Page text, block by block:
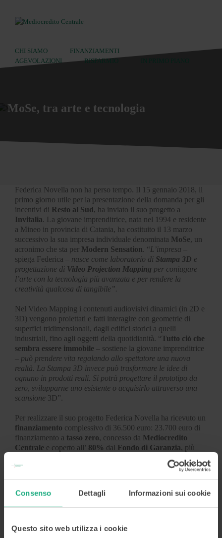
Consenso Dettagli Informazioni sui cookie
Questo sito web utilizza i cookie
CHI SIAMO
FINANZIAMENTI
AGEVOLAZIONI
RISPARMIO IN PRIMO PIANO
Ricerca:
MoSe, tra arte e tecnologia
Federica Novella non ha perso tempo. Il 15 gennaio 2018, il
primo giorno utile per la presentazione della domanda per gli
incentivi di Resto al Sud, ha inviato il suo progetto a
Invitalia. La giovane imprenditrice, nata nel 1994 e residente
a Mineo in provincia di Catania, ha costituito il 13 marzo
successivo la sua impresa individuale denominata MoSe, un
acronimo che sta per Modern Sensation. “L’impresa –
spiega Federica – nasce come laboratorio di Stampa 3D e
progettazione di Video Projection Mapping per coniugare
l’arte con la tecnologia più avanzata e per rendere la
creatività qualcosa di tangibile”.
Nel Video Mapping i contenuti audiovisivi dinamici (in 2D e
3D) vengono proiettati e fatti interagire con geometrie di
superfici tridimensionali, dagli edifici storici a quelli
industriali, fino agli oggetti della quotidianità. “Tutto ciò che
sembra essere immobile – sostiene la giovane imprenditrice
– può prendere vita regalando allo spettatore una nuova
realtà. La Stampa 3D invece può trasformare le idee di
ognuno in prodotti reali. Si potrà progettare il prototipo da
zero, svilupparne uno esistente o acquisirlo attraverso una
scansione 3D”.
Per realizzare il suo progetto Federica Novella ha ricevuto un
finanziamento complessivo di 36.500 euro: 23.700 euro di
finanziamento a tasso zero, concesso da Mediocredito
Centrale e coperto all’ 80% dal Fondo di Garanzia, più
erogato da
Invitalia
. E’ stato così possibile acquistare arredamenti
sostenere spese per opere edili e per capitale circolante.
conclude Federica –quello che originariamente era un